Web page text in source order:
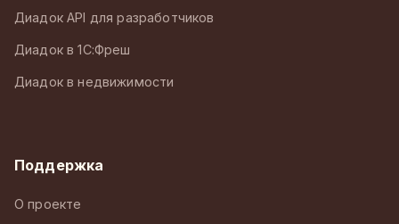
Диадок API для разработчиков
Диадок в 1С:Фреш
Диадок в недвижимости
Поддержка
О проекте